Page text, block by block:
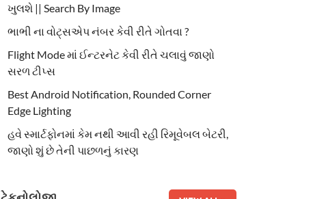
ખુલશે || Search By Image
ભાભી ના વોટ્સએપ નંબર કેવી રીતે ગોતવા ?
Flight Mode માં ઈન્ટરનેટ કેવી રીતે ચલાવું જાણો
સરળ ટીપ્સ
Best Android Notification, Rounded Corner
Edge Lighting
હવે સ્માર્ટફોનમાં કેમ નથી આવી રહી રિમૂવેબલ બેટરી,
જાણો શું છે તેની પાછળનું કારણ